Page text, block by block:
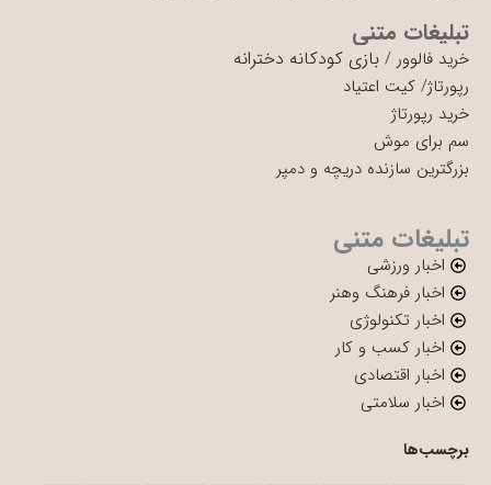
تبلیغات متنی
خرید فالوور / بازی کودکانه دخترانه
رپورتاژ/ کیت اعتیاد
خرید رپورتاژ
سم برای موش
بزرگترین سازنده دریچه و دمپر
تبلیغات متنی
اخبار ورزشی
اخبار فرهنگ وهنر
اخبار تکنولوژی
اخبار کسب و کار
اخبار اقتصادی
اخبار سلامتی
برچسب‌ها